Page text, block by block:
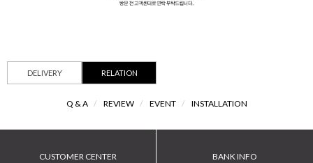
DELIVERY RELATION
Q & A / REVIEW / EVENT / INSTALLATION
CUSTOMER CENTER BANK INFO